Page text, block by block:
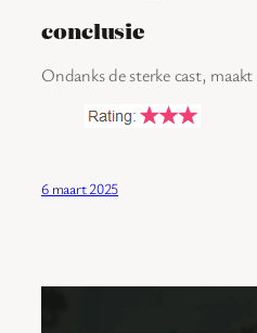
conclusie
Ondanks de sterke cast, maakt
6 maart 2025